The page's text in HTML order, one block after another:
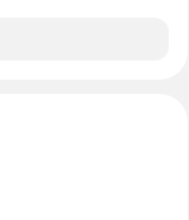
เวลาทำเองอีกต่อ